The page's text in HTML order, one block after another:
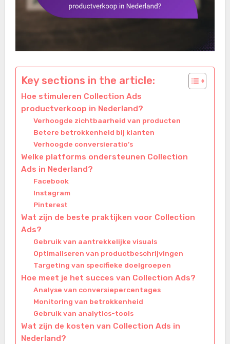
Key sections in the article:
Hoe stimuleren Collection Ads
productverkoop in Nederland?
Verhoogde zichtbaarheid van producten
Betere betrokkenheid bij klanten
Verhoogde conversieratio’s
Welke platforms ondersteunen Collection
Ads in Nederland?
Facebook
Instagram
Pinterest
Wat zijn de beste praktijken voor Collection
Ads?
Gebruik van aantrekkelijke visuals
Optimaliseren van productbeschrijvingen
Targeting van specifieke doelgroepen
Hoe meet je het succes van Collection Ads?
Analyse van conversiepercentages
Monitoring van betrokkenheid
Gebruik van analytics-tools
Wat zijn de kosten van Collection Ads in
Nederland?